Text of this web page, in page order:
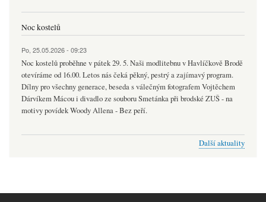
Noc kostelů
Po, 25.05.2026 - 09:23
Noc kostelů proběhne v pátek 29. 5. Naši modlitebnu v Havlíčkově Brodě
otevíráme od 16.00. Letos nás čeká pěkný, pestrý a zajímavý program.
Dílny pro všechny generace, beseda s válečným fotografem Vojtěchem
Dárvíkem Mácou i divadlo ze souboru Smetánka při brodské ZUŠ - na
motivy povídek Woody Allena - Bez peří.
Další aktuality